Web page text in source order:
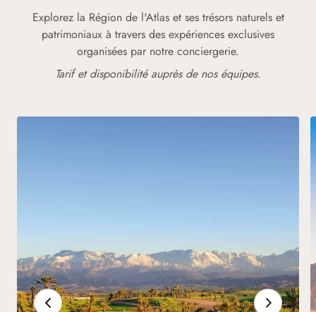
Explorez la Région de l'Atlas et ses trésors naturels et
patrimoniaux à travers des expériences exclusives
organisées par notre conciergerie.
Tarif et disponibilité auprès de nos équipes.